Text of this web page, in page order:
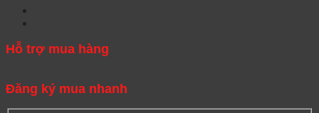
Hỗ trợ mua hàng
Đăng ký mua nhanh